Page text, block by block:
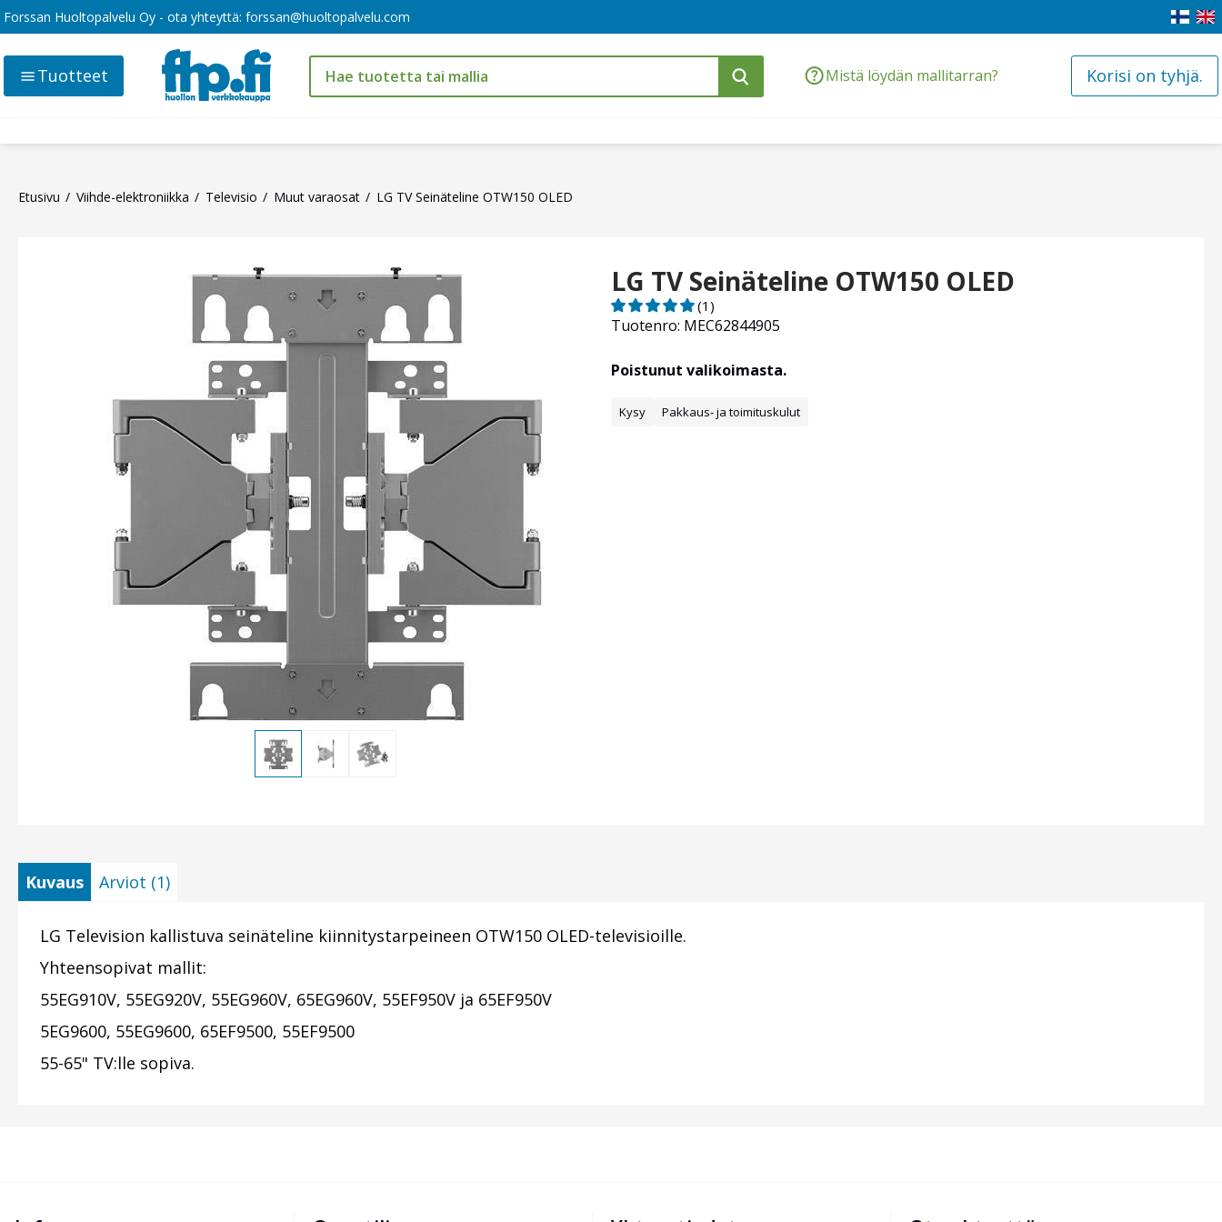
Forssan Huoltopalvelu Oy - ota yhteyttä: forssan@huoltopalvelu.com
Mistä löydän mallitarran? Korisi on tyhjä.
Tuotteet
Etusivu Viihde-elektroniikka Televisio Muut varaosat LG TV Seinäteline OTW150 OLED
LG TV Seinäteline OTW150 OLED
Tuotenro: MEC62844905
(1)
Poistunut valikoimasta.
Kysy Pakkaus- ja toimituskulut
Kuvaus Arviot (1)
LG Television kallistuva seinäteline kiinnitystarpeineen OTW150 OLED-televisioille.
Yhteensopivat mallit:
55EG910V, 55EG920V, 55EG960V, 65EG960V, 55EF950V ja 65EF950V
5EG9600, 55EG9600, 65EF9500, 55EF9500
55-65" TV:lle sopiva.